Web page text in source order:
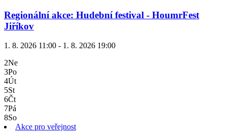
Regionální akce: Hudební festival - HoumrFest
Jiříkov
1. 8. 2026 11:00 - 1. 8. 2026 19:00
2Ne
3Po
4Út
5St
6Čt
7Pá
8So
Akce pro veřejnost